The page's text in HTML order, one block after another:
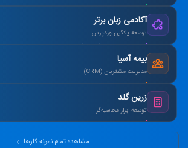
آکادمی زبان برتر
توسعه پلاگین وردپرس
طراحی سیستم آزمون آنلاین و صدور کارنامه.
بیمه آسیا
مدیریت مشتریان (CRM)
یکپارچه‌سازی اطلاعات و اتوماسیون پیامک.
زرین گلد
توسعه ابزار محاسبه‌گر
ماشین‌حساب پیشرفته سود مرکب و طلا.
مشاهده تمام نمونه کارها